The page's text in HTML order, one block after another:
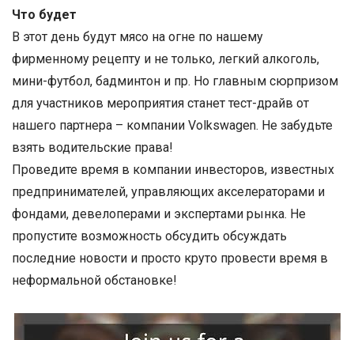
Что будет
В этот день будут мясо на огне по нашему
фирменному рецепту и не только, легкий алкоголь,
мини-футбол, бадминтон и пр. Но главным сюрпризом
для участников мероприятия станет тест-драйв от
нашего партнера – компании Volkswagen. Не забудьте
взять водительские права!
Проведите время в компании инвесторов, известных
предпринимателей, управляющих акселераторами и
фондами, девелоперами и экспертами рынка. Не
пропустите возможность обсудить обсуждать
последние новости и просто круто провести время в
неформальной обстановке!